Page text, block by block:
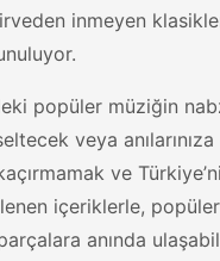
inmeyen
popüler müziğin
veya
ve
içeriklerle,
anında